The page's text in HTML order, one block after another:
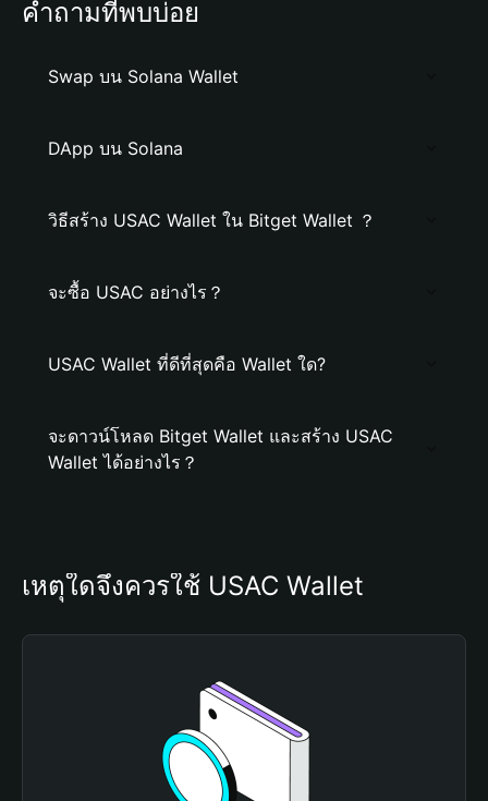
คำถามที่พบบ่อย
Swap บน Solana Wallet
DApp บน Solana
วิธีสร้าง USAC Wallet ใน Bitget Wallet ？
จะซื้อ USAC อย่างไร？
USAC Wallet ที่ดีที่สุดคือ Wallet ใด?
จะดาวน์โหลด Bitget Wallet และสร้าง USAC
Wallet ได้อย่างไร？
เหตุใดจึงควรใช้ USAC Wallet